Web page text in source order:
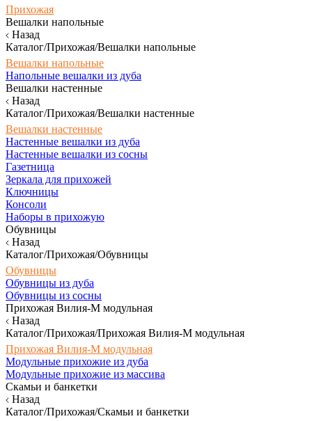
Прихожая
Вешалки напольные
Назад
Каталог/Прихожая/Вешалки напольные
Вешалки напольные
Напольные вешалки из дуба
Вешалки настенные
Назад
Каталог/Прихожая/Вешалки настенные
Вешалки настенные
Настенные вешалки из дуба
Настенные вешалки из сосны
Газетница
Зеркала для прихожей
Ключницы
Консоли
Наборы в прихожую
Обувницы
Назад
Каталог/Прихожая/Обувницы
Обувницы
Обувницы из дуба
Обувницы из сосны
Прихожая Вилия-М модульная
Назад
Каталог/Прихожая/Прихожая Вилия-М модульная
Прихожая Вилия-М модульная
Модульные прихожие из дуба
Модульные прихожие из массива
Скамьи и банкетки
Назад
Каталог/Прихожая/Скамьи и банкетки